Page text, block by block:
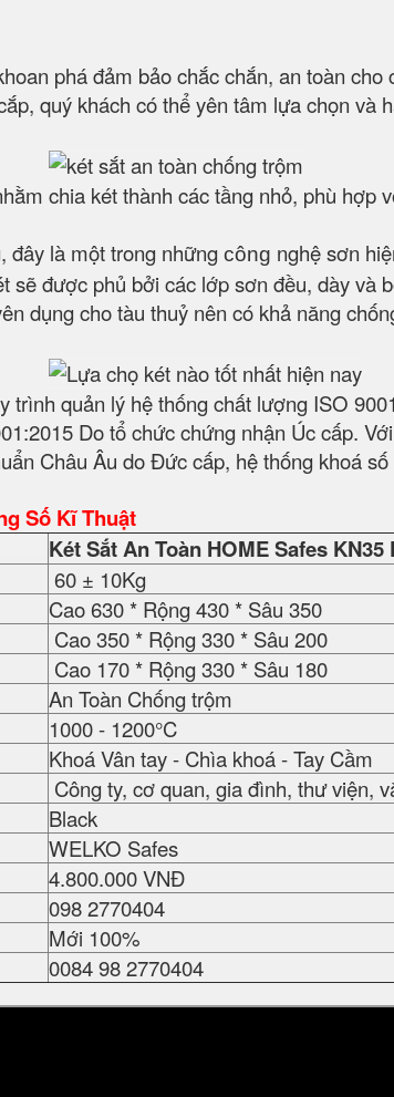
phá đảm bảo chắc chắn, an toàn cho
quý khách có thể yên tâm lựa chọn và
chia két thành các tầng nhỏ, phù hợp
đây là một trong những công nghệ sơn
được phủ bởi các lớp sơn đều, dày và
dụng cho tàu thuỷ nên có khả năng
quản lý hệ thống chất lượng ISO
Do tổ chức chứng nhận Úc cấp.
Châu Âu do Đức cấp, hệ thống khoá
Số Kĩ Thuật
Két Sắt An Toàn HOME Safes KN35
60 ± 10Kg
Cao 630 * Rộng 430 * Sâu 350
Cao 350 * Rộng 330 * Sâu 200
Cao 170 * Rộng 330 * Sâu 180
An Toàn Chống trộm
1000 - 1200°C
Khoá Vân tay - Chìa khoá - Tay Cầm
Công ty, cơ quan, gia đình, thư viện,
Black
WELKO Safes
4.800.000 VNĐ
098 2770404
Mới 100%
0084 98 2770404